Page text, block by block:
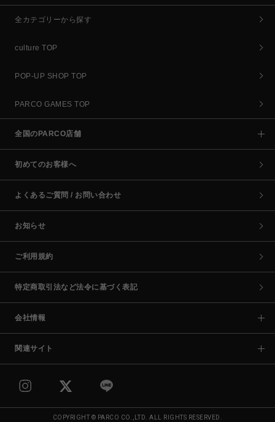
全カテゴリーから探す
culture TOP
POP-UP SHOP TOP
PARCO GAMES TOP
全国のPARCO店舗
初めてのお客様へ
よくあるご質問 / お問い合わせ
お知らせ
ご利用規約
特定商取引法など法令に基づく表記
会社情報
関連サイト
COPYRIGHT © PARCO CO.,LTD. ALL RIGHTS RESERVED.